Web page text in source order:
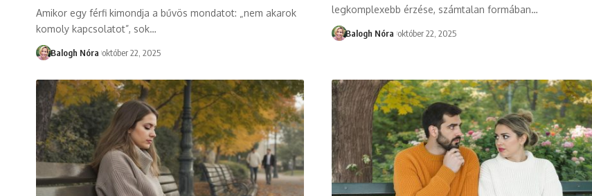
Amikor egy férfi kimondja a bűvös mondatot: „nem akarok
komoly kapcsolatot”, sok…
Balogh Nóra október 22, 2025
legkomplexebb érzése, számtalan formában…
Balogh Nóra október 22, 2025